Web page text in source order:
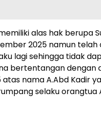
alas hak berupa
2025 namun
lagi sehingga tidak
bertentangan dengan
atas nama A.Abd Kadir
selaku orangtua